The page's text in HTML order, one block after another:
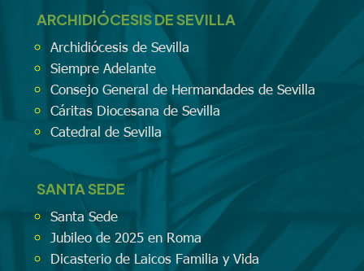
ARCHIDIÓCESIS DE SEVILLA
Archidiócesis de Sevilla
Siempre Adelante
Consejo General de Hermandades de Sevilla
Cáritas Diocesana de Sevilla
Catedral de Sevilla
SANTA SEDE
Santa Sede
Jubileo de 2025 en Roma
Dicasterio de Laicos Familia y Vida